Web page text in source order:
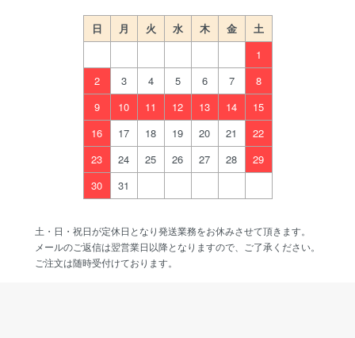
日 月 火 水 木 金
土
1
2
3 4 5 6 7
8
9
10 11 12 13 14
15
16
17 18 19 20 21
22
23
24 25 26 27 28
29
30
31
土・日・祝日が定休日となり発送業務をお休みさせて頂きます。
メールのご返信は翌営業日以降となりますので、ご了承ください。
ご注文は随時受付けております。